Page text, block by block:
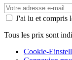
J'ai lu et compris
Tous les prix sont
Cookie-